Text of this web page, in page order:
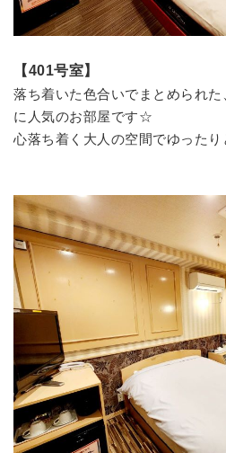
【401号室】
落ち着いた色合いでまとめられ
に人気のお部屋です☆
心落ち着く大人の空間でゆった